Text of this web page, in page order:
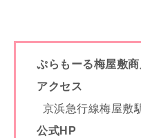
ぷらもーる梅屋敷
アクセス
京浜急行線梅屋敷
公式HP